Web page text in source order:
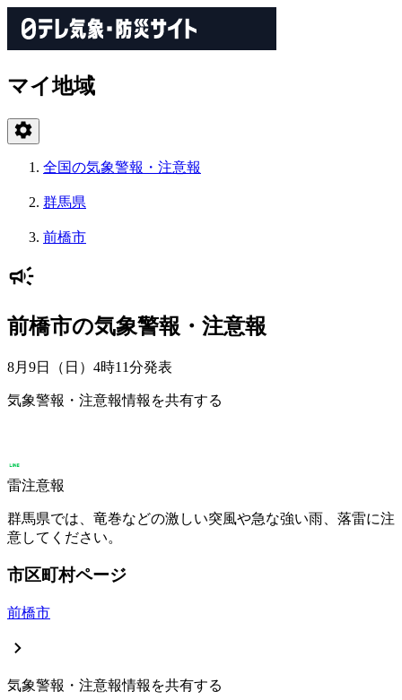
マイ地域
全国の気象警報・注意報
群馬県
前橋市
前橋市の気象警報・注意報
8月9日（日）4時11分発表
気象警報・注意報情報を共有する
雷注意報
群馬県では、竜巻などの激しい突風や急な強い雨、落雷に注
意してください。
市区町村ページ
前橋市
気象警報・注意報情報を共有する